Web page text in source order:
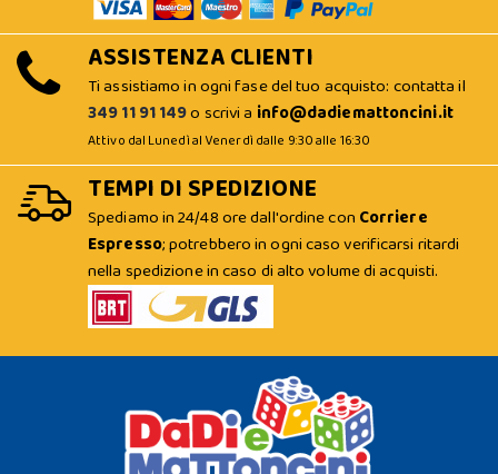
ASSISTENZA CLIENTI
Ti assistiamo in ogni fase del tuo acquisto: contatta il
349 11 91 149o scrivi a info@dadiemattoncini.it
Attivo dal Lunedì al Venerdì dalle 9:30 alle 16:30
TEMPI DI SPEDIZIONE
Spediamo in 24/48 ore dall'ordine con Corriere
Espresso; potrebbero in ogni caso verificarsi ritardi
nella spedizione in caso di alto volume di acquisti.